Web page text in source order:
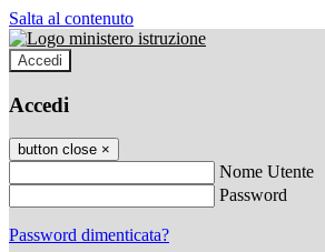
Salta al contenuto
Accedi
Accedi
button close ×
Nome Utente
Password
Password dimenticata?